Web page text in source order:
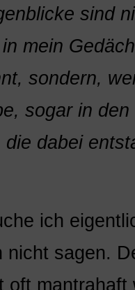
sind
mein
sondern,
sogar in
dabei
ich
nicht sagen.
oft mantrahaft